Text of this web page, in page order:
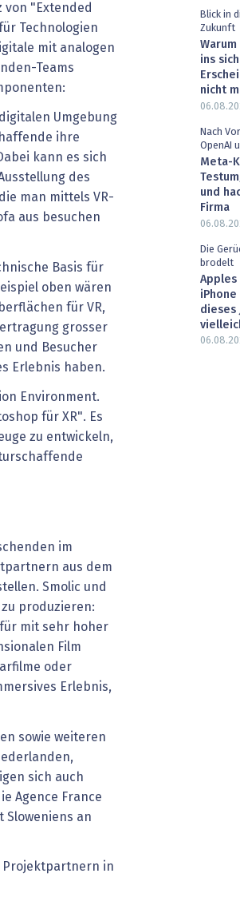
von "Extended
Technologien
mit analogen
Teams
Umgebung
ihre
kann es sich
des
man mittels VR-
aus besuchen
Basis für
oben wären
für VR,
grosser
und Besucher
Erlebnis haben.
Environment.
für XR". Es
zu entwickeln,
im
aus dem
Smolic und
produzieren:
mit sehr hoher
Film
oder
Erlebnis,
sowie weiteren
sich auch
Agence France
Sloweniens an
Projektpartnern in
Blick in
Zukunft
ins
nicht
Nach
OpenAI
Meta-
und
Firma
Die
brodelt
dieses